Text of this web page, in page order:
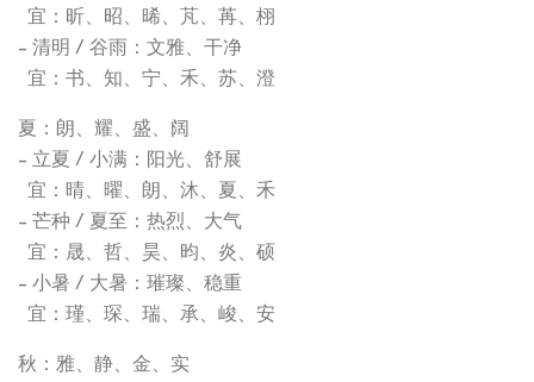
宜：昕、昭、晞、芃、苒、栩
- 清明 / 谷雨：文雅、干净
宜：书、知、宁、禾、苏、澄
夏：朗、耀、盛、阔
- 立夏 / 小满：阳光、舒展
宜：晴、曜、朗、沐、夏、禾
- 芒种 / 夏至：热烈、大气
宜：晟、哲、昊、昀、炎、硕
- 小暑 / 大暑：璀璨、稳重
宜：瑾、琛、瑞、承、峻、安
秋：雅、静、金、实